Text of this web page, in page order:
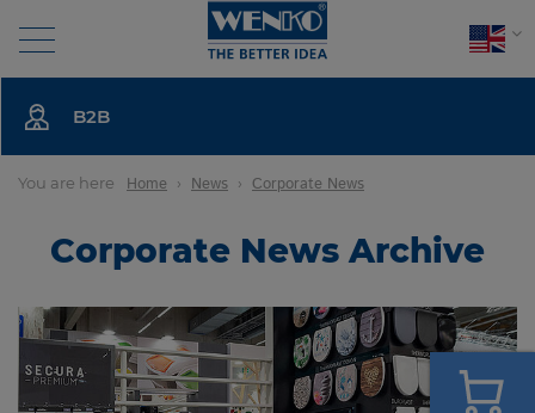
Search
KITCHEN
LAUNDRY
LIVING
B2B
You are here Home News Corporate News
Corporate News Archive